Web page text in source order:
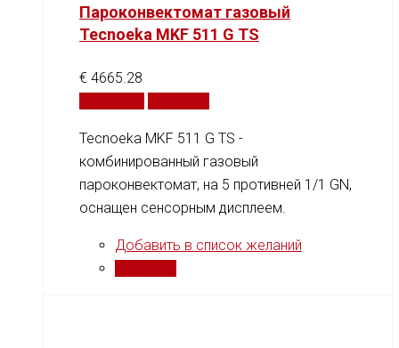
Пароконвектомат газовый
Tecnoeka MKF 511 G TS
€ 4665.28
Tecnoeka MKF 511 G TS -
комбинированный газовый
пароконвектомат, на 5 противней 1/1 GN,
оснащен сенсорным дисплеем.
Добавить в список желаний